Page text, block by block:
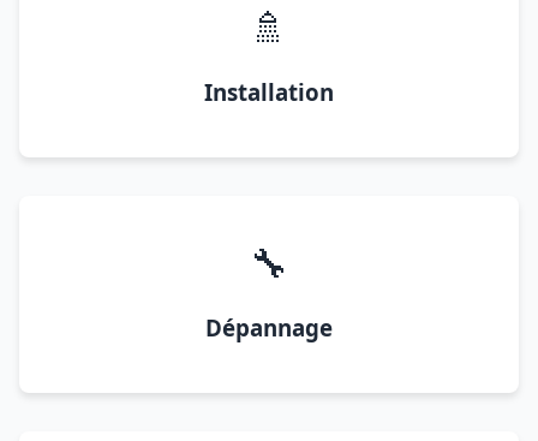
🚿
Installation
🔧
Dépannage